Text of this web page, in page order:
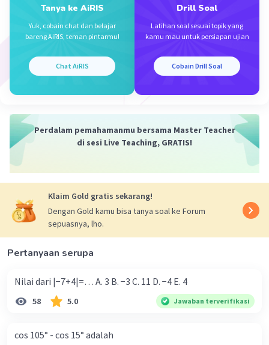
Tanya ke AiRIS
Yuk, cobain chat dan belajar
bareng AiRIS, teman pintarmu!
Chat AiRIS
Drill Soal
Latihan soal sesuai topik yang
kamu mau untuk persiapan ujian
Cobain Drill Soal
Perdalam pemahamanmu bersama Master Teacher
di sesi Live Teaching, GRATIS!
Klaim Gold gratis sekarang!
Dengan Gold kamu bisa tanya soal ke Forum
sepuasnya, lho.
Pertanyaan serupa
Nilai dari |−7+4|=… A. 3 B. −3 C. 11 D. −4 E. 4
58 5.0 Jawaban terverifikasi
cos 105° - cos 15° adalah